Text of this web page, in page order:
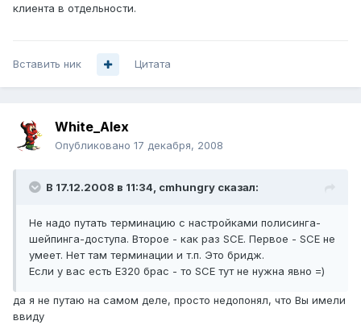
клиента в отдельности.
Вставить ник Цитата
White_Alex
Опубликовано 17 декабря, 2008
В 17.12.2008 в 11:34, cmhungry сказал:
Не надо путать терминацию с настройками полисинга-
шейпинга-доступа. Второе - как раз SCE. Первое - SCE не
умеет. Нет там терминации и т.п. Это бридж.
Если у вас есть Е320 брас - то SCE тут не нужна явно =)
да я не путаю на самом деле, просто недопонял, что Вы имели
ввиду